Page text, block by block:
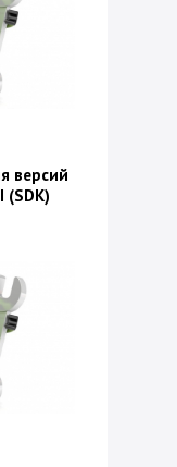
версий
(SDK)